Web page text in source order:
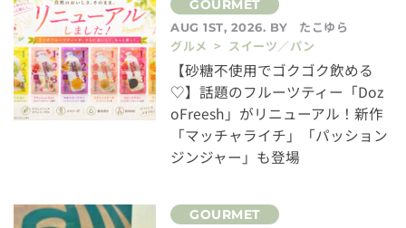
AUG 1ST, 2026. BY
たこゆら
グルメ > スイーツ／パン
【砂糖不使用でゴクゴク飲める
♡】話題のフルーツティー「Doz
oFreesh」がリニューアル！新作
「マッチャライチ」「パッション
ジンジャー」も登場